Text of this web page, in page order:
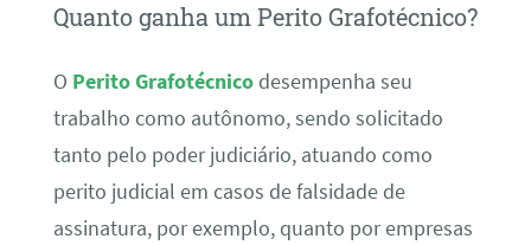
Quanto ganha um Perito Grafotécnico?
O Perito Grafotécnicodesempenha seu
trabalho como autônomo, sendo solicitado
tanto pelo poder judiciário, atuando como
perito judicial em casos de falsidade de
assinatura, por exemplo, quanto por empresas